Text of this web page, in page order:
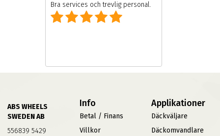
Bra services och trevlig personal.
ABS WHEELS
SWEDEN AB
556839 5429
Info
Betal / Finans
Villkor
Applikationer
Däckväljare
Däckomvandlare